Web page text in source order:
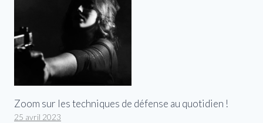
Zoom sur les techniques de défense au quotidien !
25 avril 2023